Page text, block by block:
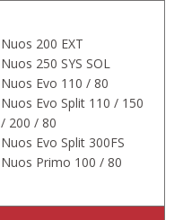
Nuos 200 EXT
Nuos 250 SYS SOL
Nuos Evo 110 / 80
Nuos Evo Split 110 / 150
/ 200 / 80
Nuos Evo Split 300FS
Nuos Primo 100 / 80